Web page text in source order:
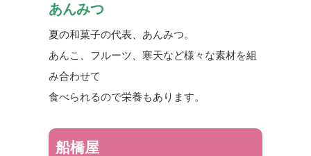
あんみつ
夏の和菓子の代表、あんみつ。
あんこ、フルーツ、寒天など様々な素材を組
み合わせて
食べられるので栄養もあります。
船橋屋